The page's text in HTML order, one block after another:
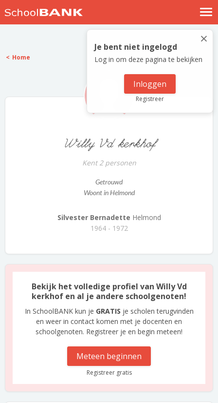
Nostalgische verhalen
Log in
Meld je gratis aan
×
Je bent niet ingelogd
Log in om deze pagina te bekijken
Inloggen
Registreer
Home
Willy Vd kerkhof
Kent 2 personen
Getrouwd
Woont in Helmond
Silvester Bernadette Helmond
1964 - 1972
Bekijk het volledige profiel van Willy Vd
kerkhof en al je andere schoolgenoten!
In SchoolBANK kun je GRATIS je scholen terugvinden
en weer in contact komen met je docenten en
schoolgenoten. Registreer je en begin meteen!
Meteen beginnen
Registreer gratis